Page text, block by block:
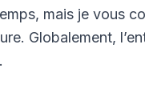
mais je vous
Globalement,